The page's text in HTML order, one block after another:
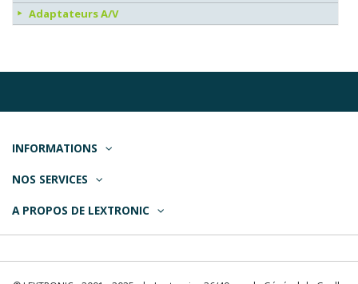
Adaptateurs A/V
INFORMATIONS
NOS SERVICES
A PROPOS DE LEXTRONIC